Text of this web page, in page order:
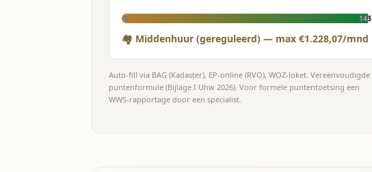
0 143
🏘 Middenhuur (gereguleerd) — max €1.228,07/mnd
Auto-fill via BAG (Kadaster), EP-online (RVO), WOZ-loket. Vereenvoudigde
puntenformule (Bijlage I Uhw 2026). Voor formele puntentoetsing een
WWS-rapportage door een specialist.